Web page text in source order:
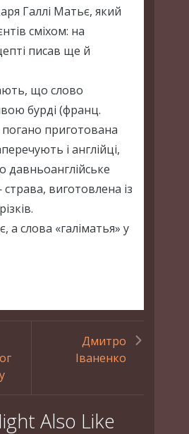
Галлі Матьє, який
сміхом: на
писав ще й
що слово
бурді (франц.
приготована
і англійці,
виготовлена із
а слова «галіматья» у
Дмитро
Іваненко
Also Like